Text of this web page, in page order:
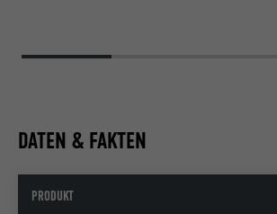
DATEN & FAKTEN
PRODUKT